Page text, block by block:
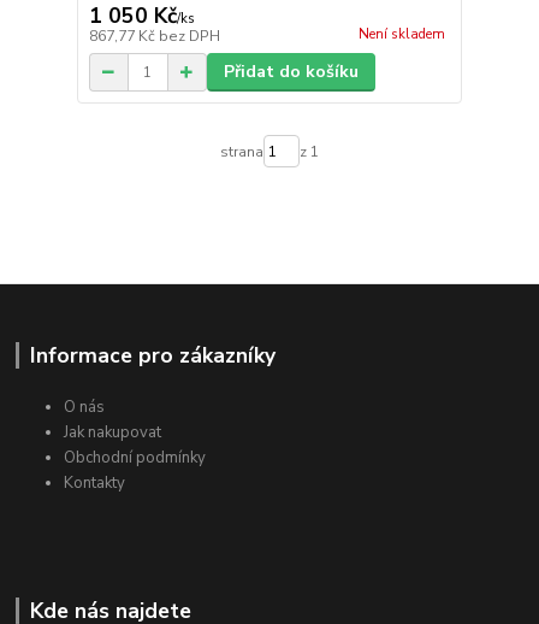
1 050 Kč/ks
867,77 Kč bez DPH Není skladem
Přidat do košíku
strana z 1
Informace pro zákazníky
O nás
Jak nakupovat
Obchodní podmínky
Kontakty
Kde nás najdete